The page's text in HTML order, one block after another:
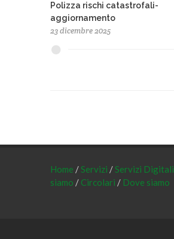
Polizza rischi catastrofali-
aggiornamento
23 dicembre 2025
Home /Servizi /Servizi Digitali
siamo / Circolari / Dove siamo